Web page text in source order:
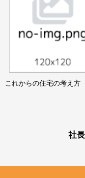
これからの住宅の考え方
社